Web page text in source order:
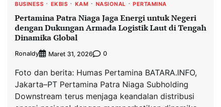
BUSINESS EKBIS KAM NASIONAL PERTAMINA
Pertamina Patra Niaga Jaga Energi untuk Negeri
dengan Dukungan Armada Logistik Laut di Tengah
Dinamika Global
Ronaldy Maret 31, 2026 0
Foto dan berita: Humas Pertamina BATARA.INFO,
Jakarta–PT Pertamina Patra Niaga Subholding
Downstream terus menjaga keandalan distribusi